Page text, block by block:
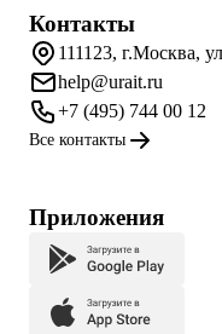
Контакты
111123, г.Москва,
help@urait.ru
+7 (495) 744 00 12
Все контакты
Приложения